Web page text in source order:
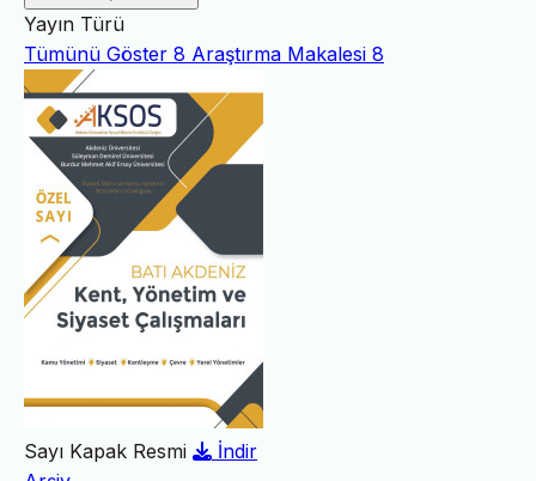
Yayın Türü
Tümünü Göster 8 Araştırma Makalesi 8
Sayı Kapak Resmi
İndir